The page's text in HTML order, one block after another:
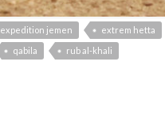
expedition jemen extrem hetta
qabila rub al-khali